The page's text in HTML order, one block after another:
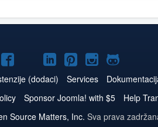
Joomla!
na
Facebooku
Joomla!
na
YouTube
Joomla!
naLinkedIn
Joomla!
na
Pinterest
Joomla!
na
Instagram
Joomla!
na
GitHub
(dodaci) Services
Sponsor Joomla! with $5 Help
Source Matters, Inc. Sva prava